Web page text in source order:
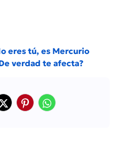
eres tú, es Mercurio
verdad te afecta?